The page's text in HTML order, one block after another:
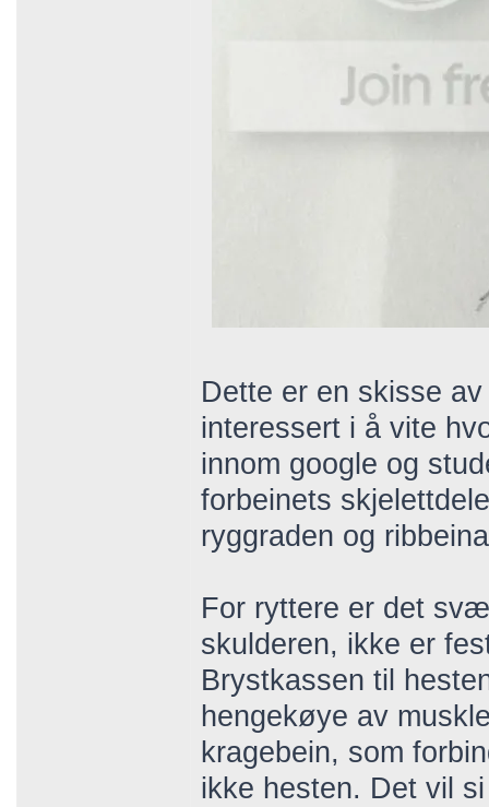
Dette er en skisse
interessert i å vite
innom google og
forbeinets
ryggraden og
For ryttere er det
skulderen, ikke er
Brystkassen til
hengekøye av
kragebein, som
ikke hesten. Det vil